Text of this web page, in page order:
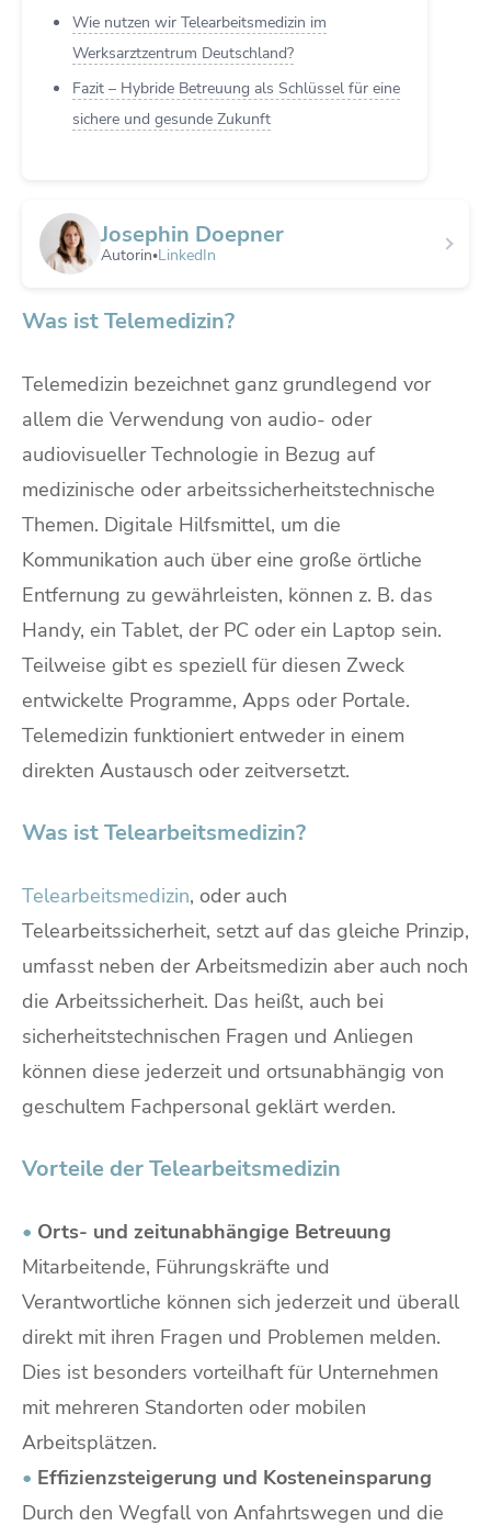
Wie nutzen wir Telearbeitsmedizin im
Werksarztzentrum Deutschland?
Fazit – Hybride Betreuung als Schlüssel für eine
sichere und gesunde Zukunft
Josephin Doepner
Autorin•LinkedIn
Was ist Telemedizin?
Telemedizin bezeichnet ganz grundlegend vor
allem die Verwendung von audio- oder
audiovisueller Technologie in Bezug auf
medizinische oder arbeitssicherheitstechnische
Themen. Digitale Hilfsmittel, um die
Kommunikation auch über eine große örtliche
Entfernung zu gewährleisten, können z. B. das
Handy, ein Tablet, der PC oder ein Laptop sein.
Teilweise gibt es speziell für diesen Zweck
entwickelte Programme, Apps oder Portale.
Telemedizin funktioniert entweder in einem
direkten Austausch oder zeitversetzt.
Was ist Telearbeitsmedizin?
Telearbeitsmedizin, oder auch
Telearbeitssicherheit, setzt auf das gleiche Prinzip,
umfasst neben der Arbeitsmedizin aber auch noch
die Arbeitssicherheit. Das heißt, auch bei
sicherheitstechnischen Fragen und Anliegen
können diese jederzeit und ortsunabhängig von
geschultem Fachpersonal geklärt werden.
Vorteile der Telearbeitsmedizin
• Orts- und zeitunabhängige Betreuung
Mitarbeitende, Führungskräfte und
Verantwortliche können sich jederzeit und überall
direkt mit ihren Fragen und Problemen melden.
Dies ist besonders vorteilhaft für Unternehmen
mit mehreren Standorten oder mobilen
Arbeitsplätzen.
• Effizienzsteigerung und Kosteneinsparung
Durch den Wegfall von Anfahrtswegen und die